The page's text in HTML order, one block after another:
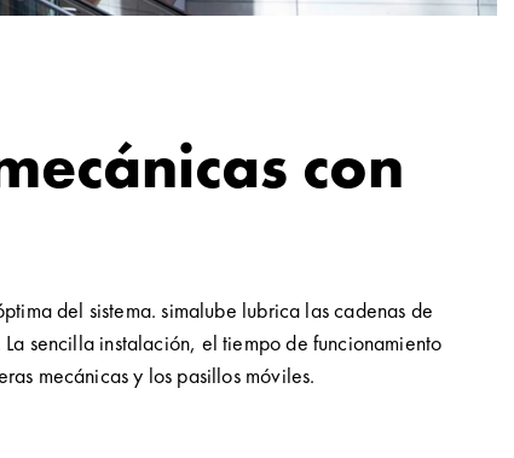
con
del sistema. simalube lubrica las cadenas de
sencilla instalación, el tiempo de funcionamiento
mecánicas y los pasillos móviles.